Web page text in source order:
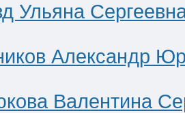
Ульяна
Александр
Валентина